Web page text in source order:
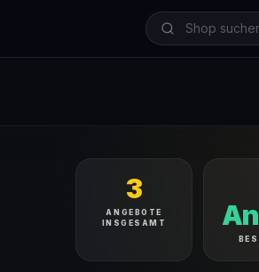
3
ANGEBOTE
INSGESAMT